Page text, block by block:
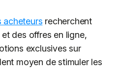
acheteurs recherchent
des offres en ligne,
exclusives sur
moyen de stimuler les